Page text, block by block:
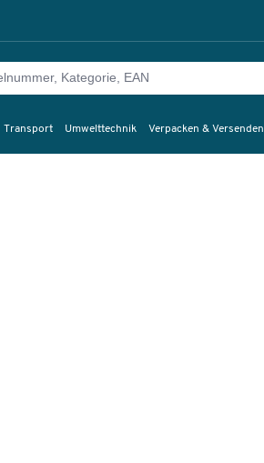
Transport Umwelttechnik Verpacken & Versenden